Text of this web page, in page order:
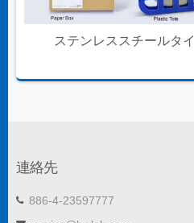
ステンレススチールタイ
連絡先
886-4-23597777